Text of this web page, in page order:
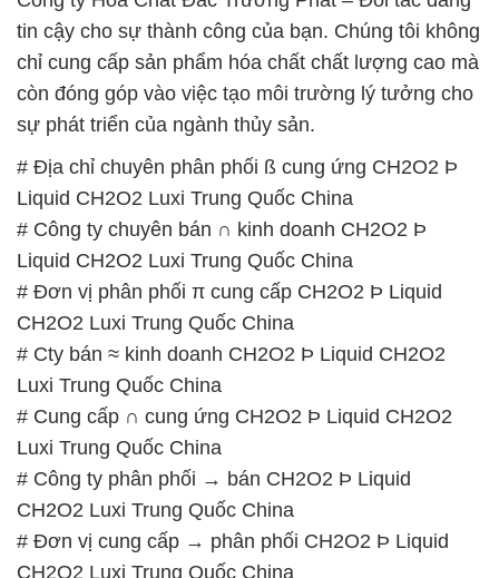
# Địa chỉ chuyên phân phối ß cung ứng CH2O2 Þ
Liquid CH2O2 Luxi Trung Quốc China
# Công ty chuyên bán ∩ kinh doanh CH2O2 Þ
Liquid CH2O2 Luxi Trung Quốc China
# Đơn vị phân phối π cung cấp CH2O2 Þ Liquid
CH2O2 Luxi Trung Quốc China
# Cty bán ≈ kinh doanh CH2O2 Þ Liquid CH2O2
Luxi Trung Quốc China
# Cung cấp ∩ cung ứng CH2O2 Þ Liquid CH2O2
Luxi Trung Quốc China
# Công ty phân phối → bán CH2O2 Þ Liquid
CH2O2 Luxi Trung Quốc China
# Đơn vị cung cấp → phân phối CH2O2 Þ Liquid
CH2O2 Luxi Trung Quốc China
# Công ty chuyên phân phối ≈ cung cấp CH2O2 Þ
Liquid CH2O2 Luxi Trung Quốc China
# Công ty cung cấp ⌡ phân phối CH2O2 Þ Liquid
CH2O2 Luxi Trung Quốc China